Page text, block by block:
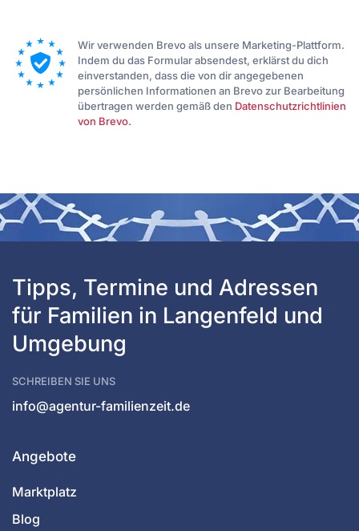
Wir verwenden Brevo als unsere Marketing-Plattform.
Indem du das Formular absendest, erklärst du dich
einverstanden, dass die von dir angegebenen
persönlichen Informationen an Brevo zur Bearbeitung
übertragen werden gemäß den Datenschutzrichtlinien
von Brevo.
Tipps, Termine und Adressen
für Familien in Langenfeld und
Umgebung
SCHREIBEN SIE UNS
info@agentur-familienzeit.de
Angebote
Marktplatz
Blog